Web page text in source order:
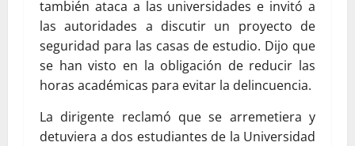
también ataca a las universidades e invitó a
las autoridades a discutir un proyecto de
seguridad para las casas de estudio. Dijo que
se han visto en la obligación de reducir las
horas académicas para evitar la delincuencia.
La dirigente reclamó que se arremetiera y
detuviera a dos estudiantes de la Universidad